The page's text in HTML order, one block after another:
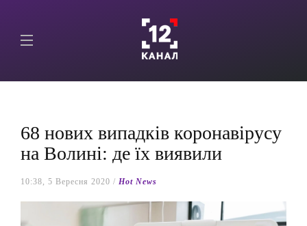
68 нових випадків коронавірусу
на Волині: де їх виявили
10:38, 5 Вересня 2020 / Hot News